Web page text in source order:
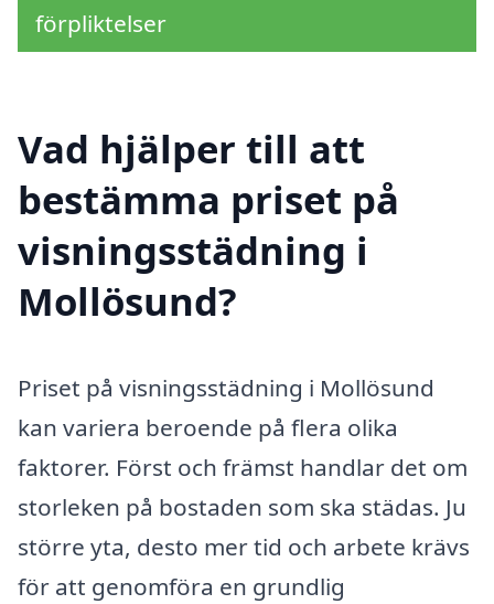
förpliktelser
Vad hjälper till att
bestämma priset på
visningsstädning i
Mollösund?
Priset på visningsstädning i Mollösund
kan variera beroende på flera olika
faktorer. Först och främst handlar det om
storleken på bostaden som ska städas. Ju
större yta, desto mer tid och arbete krävs
för att genomföra en grundlig